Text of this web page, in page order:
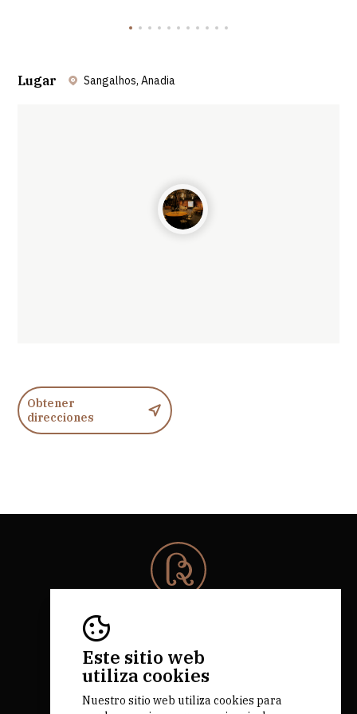
Este sitio web
utiliza cookies
Nuestro sitio web utiliza cookies para
Lugar Sangalhos, Anadia
Obtener
direcciones
Todos los derechos reservados.
RNAAT 684/2019.
by M&ADigital